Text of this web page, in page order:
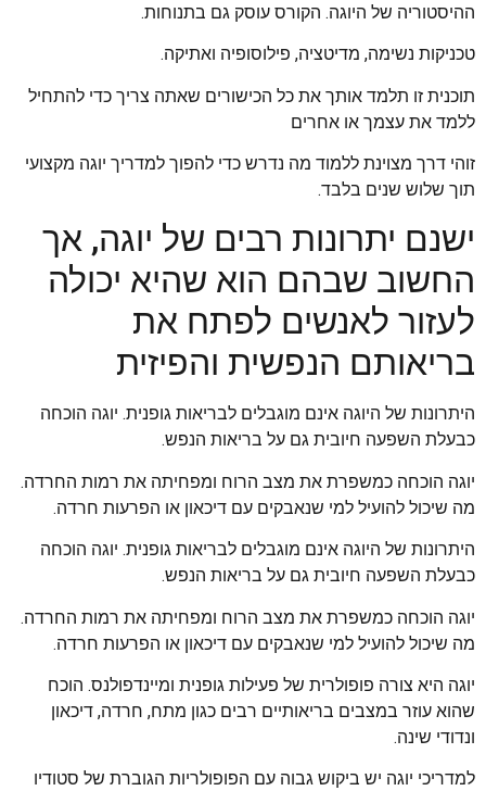
ההיסטוריה של היוגה. הקורס עוסק גם בתנוחות.
טכניקות נשימה, מדיטציה, פילוסופיה ואתיקה.
תוכנית זו תלמד אותך את כל הכישורים שאתה צריך כדי להתחיל
ללמד את עצמך או אחרים
זוהי דרך מצוינת ללמוד מה נדרש כדי להפוך למדריך יוגה מקצועי
תוך שלוש שנים בלבד.
ישנם יתרונות רבים של יוגה, אך
החשוב שבהם הוא שהיא יכולה
לעזור לאנשים לפתח את
בריאותם הנפשית והפיזית
היתרונות של היוגה אינם מוגבלים לבריאות גופנית. יוגה הוכחה
כבעלת השפעה חיובית גם על בריאות הנפש.
יוגה הוכחה כמשפרת את מצב הרוח ומפחיתה את רמות החרדה.
מה שיכול להועיל למי שנאבקים עם דיכאון או הפרעות חרדה.
היתרונות של היוגה אינם מוגבלים לבריאות גופנית. יוגה הוכחה
כבעלת השפעה חיובית גם על בריאות הנפש.
יוגה הוכחה כמשפרת את מצב הרוח ומפחיתה את רמות החרדה.
מה שיכול להועיל למי שנאבקים עם דיכאון או הפרעות חרדה.
יוגה היא צורה פופולרית של פעילות גופנית ומיינדפולנס. הוכח
שהוא עוזר במצבים בריאותיים רבים כגון מתח, חרדה, דיכאון
ונדודי שינה.
למדריכי יוגה יש ביקוש גבוה עם הפופולריות הגוברת של סטודיו